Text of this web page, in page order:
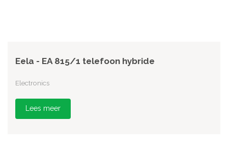
Eela - EA 815/1 telefoon hybride
Electronics
Lees meer